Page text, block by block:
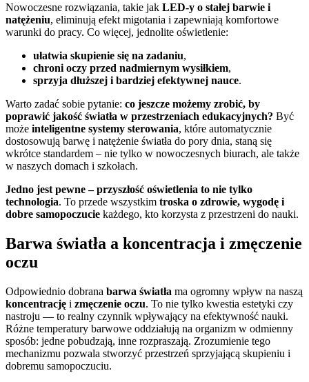
Nowoczesne rozwiązania, takie jak LED-y o stałej barwie i
natężeniu, eliminują efekt migotania i zapewniają komfortowe
warunki do pracy. Co więcej, jednolite oświetlenie:
ułatwia skupienie się na zadaniu,
chroni oczy przed nadmiernym wysiłkiem,
sprzyja dłuższej i bardziej efektywnej nauce.
Warto zadać sobie pytanie: co jeszcze możemy zrobić, by
poprawić jakość światła w przestrzeniach edukacyjnych? Być
może inteligentne systemy sterowania, które automatycznie
dostosowują barwę i natężenie światła do pory dnia, staną się
wkrótce standardem – nie tylko w nowoczesnych biurach, ale także
w naszych domach i szkołach.
Jedno jest pewne – przyszłość oświetlenia to nie tylko
technologia. To przede wszystkim troska o zdrowie, wygodę i
dobre samopoczucie każdego, kto korzysta z przestrzeni do nauki.
Barwa światła a koncentracja i zmęczenie
oczu
Odpowiednio dobrana barwa światła ma ogromny wpływ na naszą
koncentrację i zmęczenie oczu. To nie tylko kwestia estetyki czy
nastroju — to realny czynnik wpływający na efektywność nauki.
Różne temperatury barwowe oddziałują na organizm w odmienny
sposób: jedne pobudzają, inne rozpraszają. Zrozumienie tego
mechanizmu pozwala stworzyć przestrzeń sprzyjającą skupieniu i
dobremu samopoczuciu.